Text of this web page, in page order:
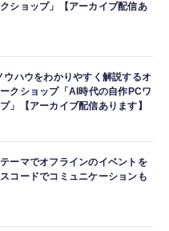
ショップ」【アーカイブ配信あ
ウハウをわかりやすく解説するオ
クショップ「AI時代の自作PCワ
」【アーカイブ配信あります】
ーマでオフラインのイベントを
コードでコミュニケーションも